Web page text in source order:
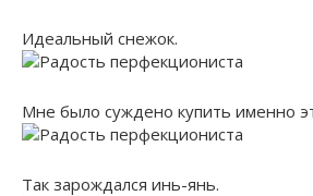
Идеальный снежок.
Мне было суждено купить именно
Так зарождался инь-янь.